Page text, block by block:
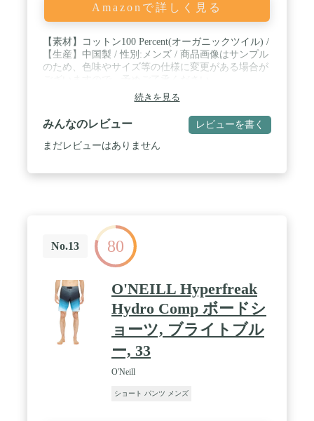
Amazonで詳しく見る
【素材】コットン100 Percent(オーガニックツイル) /
【生産】中国製 / 性別:メンズ / 商品画像はサンプル
のため、色味やサイズ等の仕様に変更がある場合が
続きを見る
みんなのレビュー レビューを書く
まだレビューはありません
No.13 80
O'NEILL Hyperfreak
Hydro Comp ボードシ
ョーツ, ブライトブル
ー, 33
O'Neill
ショート パンツ メンズ